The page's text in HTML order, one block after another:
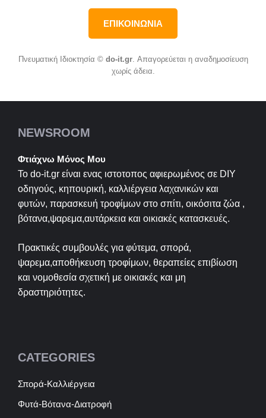
ΕΠΙΚΟΙΝΩΝΙΑ
Πνευματική Ιδιοκτησία © do-it.gr. Απαγορεύεται η αναδημοσίευση
χωρίς άδεια.
NEWSROOM
Φτιάχνω Μόνος Μου
Το do-it.gr είναι ενας ιστοτοπος αφιερωμένος σε DIY
οδηγούς, κηπουρική, καλλιέργεια λαχανικών και
φυτών, παρασκευή τροφίμων στο σπίτι, οικόσιτα ζώα ,
βότανα,ψαρεμα,αυτάρκεια και οικιακές κατασκευές.
Πρακτικές συμβουλές για φύτεμα, σπορά,
ψαρεμα,αποθήκευση τροφίμων, θεραπείες επιβίωση
και νομοθεσία σχετική με οικιακές και μη
δραστηριότητες.
CATEGORIES
Σπορά-Καλλιέργεια
Φυτά-Βότανα-Διατροφή